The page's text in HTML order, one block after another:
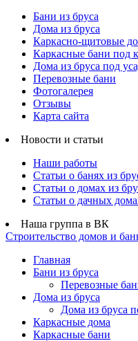
Бани из бруса
Дома из бруса
Каркасно-щитовые
Каркасные бани под
Дома из бруса под
Перевозные бани
Фотогалерея
Отзывы
Карта сайта
Новости и статьи
Наши работы
Статьи о банях из
Статьи о домах из
Статьи о дачных
Наша группа в ВК
Строительство домов и
Главная
Бани из бруса
Перевозные
Дома из бруса
Дома из бруса
Каркасные дома
Каркасные бани